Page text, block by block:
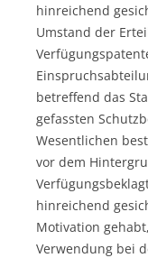
hinreichend
Umstand der
betreffend das
gefassten
Wesentlichen
vor dem
hinreichend
Motivation
Verwendung bei